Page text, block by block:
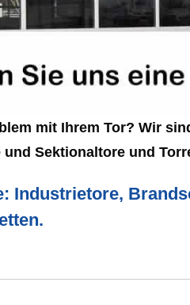
mit Ihrem Tor? Wir
Sektionaltore und
Industrietore,